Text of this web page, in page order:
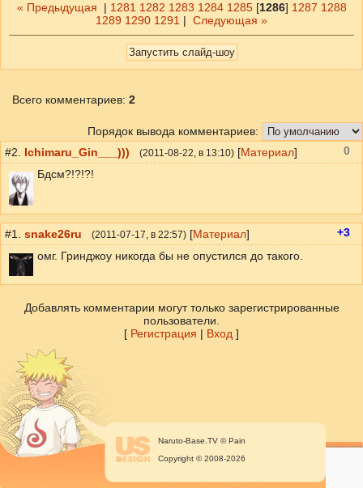
« Предыдущая | 1281 1282 1283 1284 1285[1286] 1287 1288
1289 1290 1291 | Следующая »
Всего комментариев: 2
Порядок вывода комментариев:
#2. Ichimaru_Gin___))) (2011-08-22 , в 13:10) [Материал]
Бдсм?!?!?!
0
#1. snake26ru (2011-07-17 , в 22:57) [Материал]
омг. Гринджоу никогда бы не опустился до такого.
+3
Добавлять комментарии могут только зарегистрированные
пользователи.
[ Регистрация | Вход ]
Naruto-Base.TV © Pain
Copyright © 2008-2026